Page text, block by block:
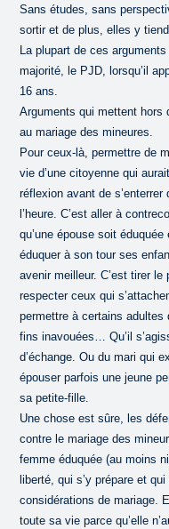
Sans études, sans
sortir et de plus, elles y
La plupart de ces
majorité, le PJD, lorsqu’il
16 ans.
Arguments qui mettent hors
au mariage des mineures.
Pour ceux-là, permettre de
vie d’une citoyenne qui
réflexion avant de
l’heure. C’est aller à
qu’une épouse soit
éduquer à son tour ses
avenir meilleur. C’est tirer
respecter ceux qui
permettre à certains adultes
fins inavouées… Qu’il
d’échange. Ou du mari qui
épouser parfois une jeune
sa petite-fille.
Une chose est sûre, les
contre le mariage des
femme éduquée (au moins
liberté, qui s’y prépare et
considérations de mariage.
toute sa vie parce qu’elle